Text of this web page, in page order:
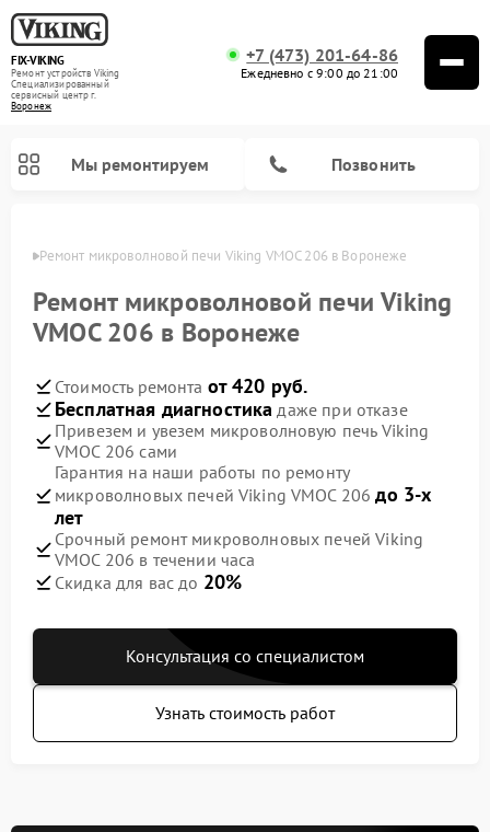
FIX-VIKING
Ремонт устройств Viking
Специализированный
cервисный центр г.
Воронеж
+7 (473) 201-64-86
Ежедневно с 9:00 до 21:00
Мы ремонтируем Позвонить
Ремонт микроволновой печи Viking VMOC 206 в Воронеже
Ремонт микроволновой печи Viking
VMOC 206 в Воронеже
Стоимость ремонта от 420 руб.
Бесплатная диагностика даже при отказе
Привезем и увезем микроволновую печь Viking
VMOC 206 сами
Гарантия на наши работы по ремонту
микроволновых печей Viking VMOC 206до 3-х
лет
Срочный ремонт микроволновых печей Viking
VMOC 206 в течении часа
Скидка для вас до 20%
Консультация со специалистом
Узнать стоимость работ